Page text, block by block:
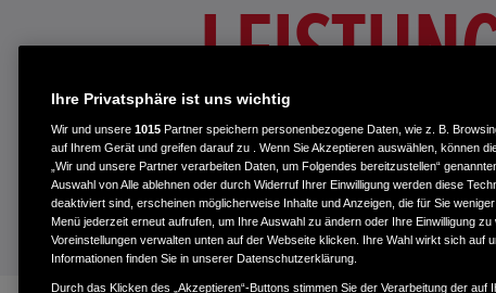
Honda Stromgeneratoren sind mobile
die Leistung zu schätzen wissen. Für den
Einsatz unterwegs.
Ihre Privatsphäre ist uns wichtig
Wir und unsere 1015 Partner speichern personenbezogene Daten, wie z. B.
auf Ihrem Gerät und greifen darauf zu . Wenn Sie Akzeptieren auswählen, können
„Wir und unsere Partner verarbeiten Daten, um Folgendes bereitzustellen“
Auswahl von Alle ablehnen oder durch Widerruf Ihrer Einwilligung werden diese
deaktiviert sind, erscheinen möglicherweise Inhalte und Anzeigen, die für Sie
Menü jederzeit erneut aufrufen, um Ihre Auswahl zu ändern oder Ihre Einwilligung
Voreinstellungen verwalten unten auf der Webseite klicken. Ihre Wahl wirkt sich auf
Informationen finden Sie in unserer Datenschutzerklärung.
Durch das Klicken des „Akzeptieren“-Buttons stimmen Sie der Verarbeitung der